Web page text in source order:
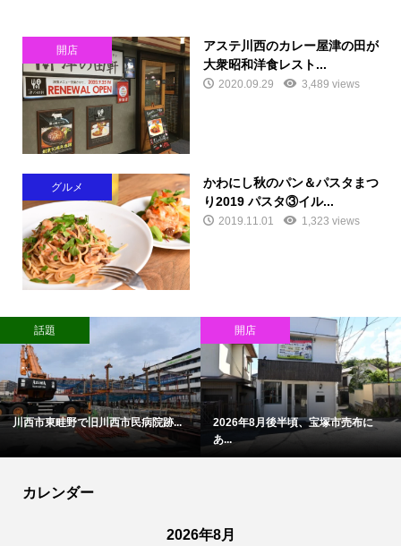
開店
アステ川西のカレー屋津の田が
大衆昭和洋食レスト...
2020.09.29 3,489 views
グルメ
かわにし秋のパン＆パスタまつ
り2019 パスタ③イル...
2019.11.01 1,323 views
話題
川西市東畦野で旧川西市民病院跡...
開店
2026年8月後半頃、宝塚市売布に
あ...
カレンダー
2026年8月